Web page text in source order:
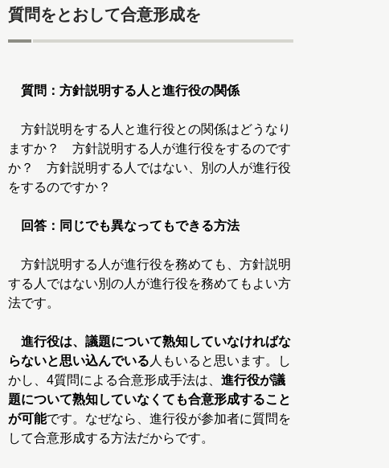
質問をとおして合意形成を
質問：方針説明する人と進行役の関係
方針説明をする人と進行役との関係はどうなり
ますか？ 方針説明する人が進行役をするのです
か？ 方針説明する人ではない、別の人が進行役
をするのですか？
回答：同じでも異なってもできる方法
方針説明する人が進行役を務めても、方針説明
する人ではない別の人が進行役を務めてもよい方
法です。
進行役は、議題について熟知していなければな
らないと思い込んでいる 人もいると思います。し
かし、4質問による合意形成手法は、 進行役が議
題について熟知していなくても合意形成すること
が可能です。なぜなら、進行役が参加者に質問を
して合意形成する方法だからです。